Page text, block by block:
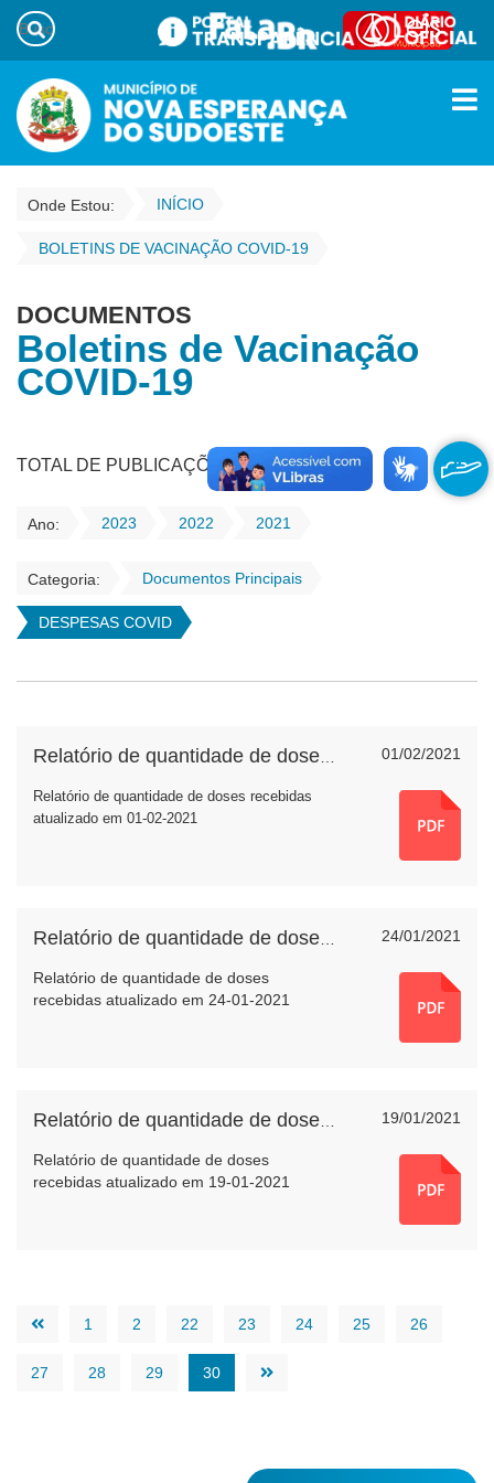
Onde Estou: INÍCIO
BOLETINS DE VACINAÇÃO COVID-19
DOCUMENTOS
Boletins de Vacinação
COVID-19
TOTAL DE PUBLICAÇÕES - 293
Ano: 2023 2022 2021
Categoria: Documentos Principais
DESPESAS COVID
01/02/2021
Relatório de quantidade de doses recebidas
atualizado em 01-02-2021
24/01/2021
Relatório de quantidade de doses
recebidas atualizado em 24-01-2021
19/01/2021
Relatório de quantidade de doses
recebidas atualizado em 19-01-2021
1 2 22 23 24 25 26
27 28 29 30